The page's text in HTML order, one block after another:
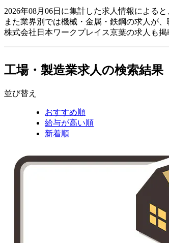
2026年08月06日に集計した求人情報による
また業界別では機械・金属・鉄鋼の求人が
株式会社日本ワークプレイス京葉の求人も
工場・製造業求人の検索結果
並び替え
おすすめ順
給与が高い順
新着順